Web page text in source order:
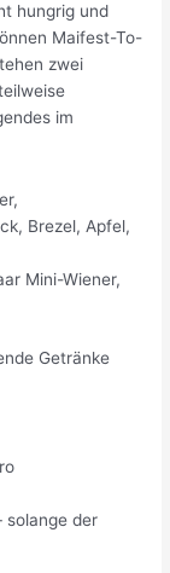
hungrig und
Maifest-To-
zwei
im
Brezel, Apfel,
Mini-Wiener,
Getränke
solange der